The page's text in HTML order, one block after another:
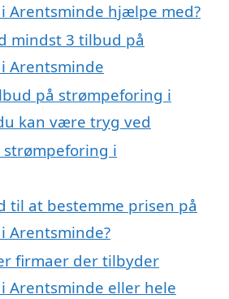
Arentsminde hjælpe med?
mindst 3 tilbud på
Arentsminde
på strømpeforing i
kan være tryg ved
strømpeforing i
til at bestemme prisen på
Arentsminde?
firmaer der tilbyder
Arentsminde eller hele